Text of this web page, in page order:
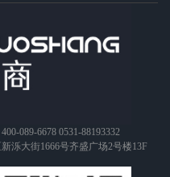
089-6678 0531-88193332
泺大街1666号齐盛广场2号楼13F